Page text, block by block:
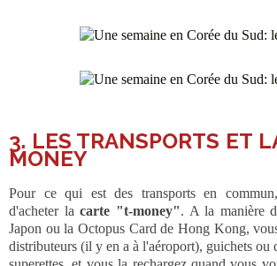
3. LES TRANSPORTS ET
MONEY
Pour ce qui est des transports en
d'acheter lacarte "t-money". A la manière
Japon ou la Octopus Card de Hong Kong,
distributeurs (il y en a à l'aéroport), guichets ou